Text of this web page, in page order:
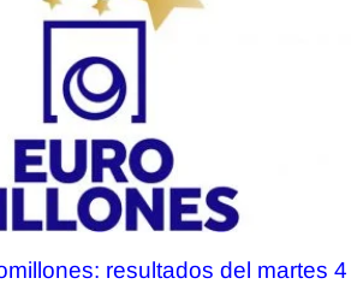
resultados del martes 4